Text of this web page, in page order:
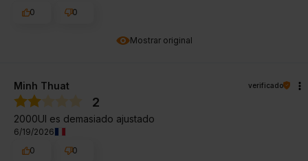
Mostrar original
0
0
Minh Thuat verificado
2
2000UI es demasiado ajustado
6/19/2026
0
0